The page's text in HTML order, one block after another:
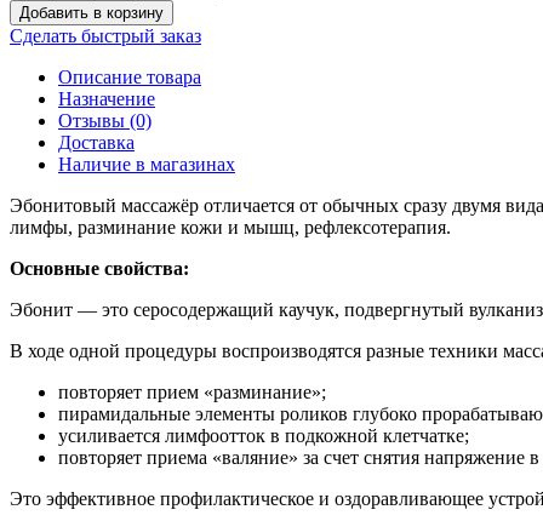
Добавить в корзину
Сделать быстрый заказ
Описание товара
Назначение
Отзывы (0)
Доставка
Наличие в магазинах
Эбонитовый массажёр отличается от обычных сразу двумя
лимфы, разминание кожи и мышц, рефлексотерапия.
Основные свойства:
Эбонит — это серосодержащий каучук, подвергнутый
В ходе одной процедуры воспроизводятся разные техники
повторяет прием «разминание»;
пирамидальные элементы роликов глубоко
усиливается лимфоотток в подкожной клетчатке;
повторяет приема «валяние» за счет снятия напряжение
Это эффективное профилактическое и оздоравливающее